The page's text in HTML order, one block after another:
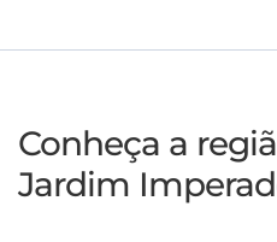
Conheça a
Jardim